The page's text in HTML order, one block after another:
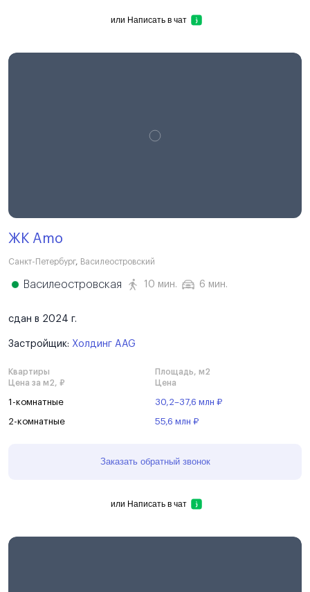
или Написать в чат
ЖК Amo
Санкт-Петербург, Василеостровский
Василеостровская 10 мин. 6 мин.
сдан в 2024 г.
Застройщик: Холдинг AAG
Квартиры
Площадь, м2
Цена за м2, ₽
Цена
1-комнатные 30,2–37,6 млн ₽
2-комнатные 55,6 млн ₽
Заказать обратный звонок
или Написать в чат